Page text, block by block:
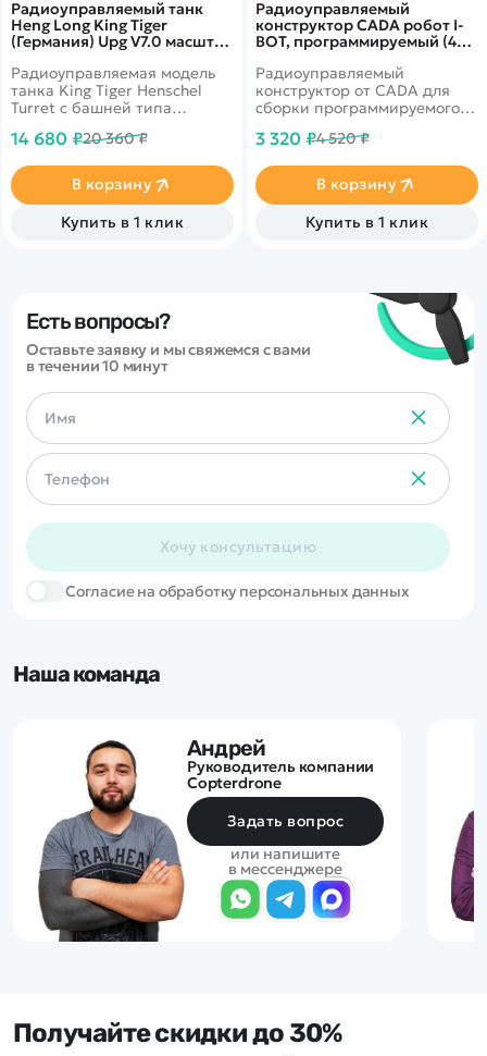
Радиоуправляемый танк
Heng Long King Tiger
(Германия) Upg V7.0 масштаб
V7.0
Радиоуправляемая модель
танка King Tiger Henschel
Turret с башней типа
совмещенная пневмо- и ИК-
натяжение гусениц,
стальная приводная
система, редуктор.
Аппаратура управления
14 680 ₽20 360 ₽
В корзину
Купить в 1 клик
Радиоуправляемый
конструктор CADA робот I-
BOT, программируемый (434
Радиоуправляемый
конструктор от CADA для
сборки программируемого
Управлять моделью можно
управления или приложения
на телефоне, можно выбрать
один из нескольких
вариантов управления.
3 320 ₽4 520 ₽
В корзину
Купить в 1 клик
Есть вопросы?
Оставьте заявку и мы свяжемся с вами
в течении 10 минут
Хочу консультацию
Cогласие на обработку персональных данных
Наша команда
Андрей
Руководитель компании
Copterdrone
Задать вопрос
или напишите
в мессенджере
Получайте скидки до 30%